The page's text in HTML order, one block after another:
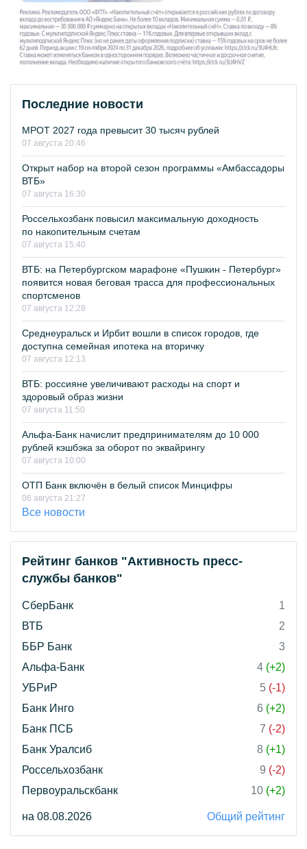
Последние новости
МРОТ 2027 года превысит 30 тысяч рублей
07 августа 20:46
Открыт набор на второй сезон программы «Амбассадоры
ВТБ»
07 августа 16:30
Россельхозбанк повысил максимальную доходность
по накопительным счетам
07 августа 15:40
ВТБ: на Петербургском марафоне «Пушкин - Петербург»
появится новая беговая трасса для профессиональных
спортсменов
07 августа 12:28
Среднеуральск и Ирбит вошли в список городов, где
доступна семейная ипотека на вторичку
07 августа 12:13
ВТБ: россияне увеличивают расходы на спорт и
здоровый образ жизни
07 августа 11:50
Альфа-Банк начислит предпринимателям до 10 000
рублей кэшбэка за оборот по эквайрингу
07 августа 10:00
ОТП Банк включён в белый список Минцифры
06 августа 21:27
Все новости
Рейтинг банков "Активность пресс-
службы банков"
СберБанк
1
ВТБ
2
ББР Банк
3
Альфа-Банк
4 (+2)
УБРиР
5 (-1)
Банк Инго
6 (+2)
Банк ПСБ
7 (-2)
Банк Уралсиб
8 (+1)
Россельхозбанк
9 (-2)
Первоуральскбанк
10 (+2)
на 08.08.2026 Общий рейтинг